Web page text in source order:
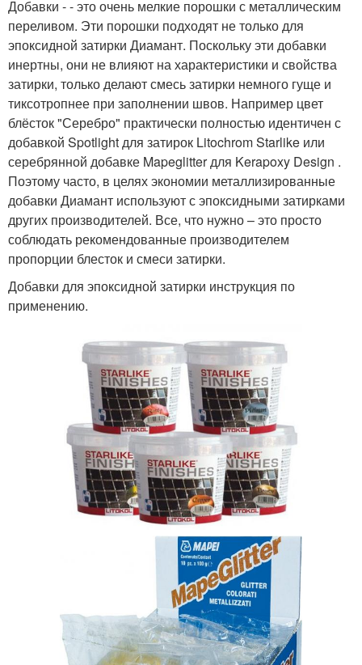
Добавки - - это очень мелкие порошки с металлическим
переливом. Эти порошки подходят не только для
эпоксидной затирки Диамант. Поскольку эти добавки
инертны, они не влияют на характеристики и свойства
затирки, только делают смесь затирки немного гуще и
тиксотропнее при заполнении швов. Например цвет
блёсток "Серебро" практически полностью идентичен с
добавкой Spotlight для затирок Litochrom Starlike или
серебрянной добавке Mapeglitter для Kerapoxy Design .
Поэтому часто, в целях экономии металлизированные
добавки Диамант используют с эпоксидными затирками
других производителей. Все, что нужно – это просто
соблюдать рекомендованные производителем
пропорции блесток и смеси затирки.
Добавки для эпоксидной затирки инструкция по
применению.